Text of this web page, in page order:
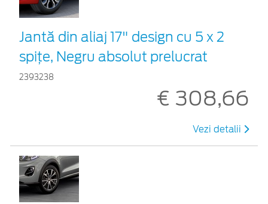
Jantă din aliaj 17" design cu 5 x 2
spițe, Negru absolut prelucrat
2393238
€ 308,66
Vezi detalii